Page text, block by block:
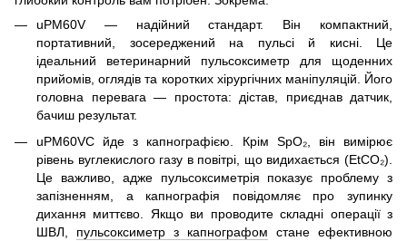
uPM60V — надійний стандарт. Він компактний,
портативний, зосереджений на пульсі й кисні. Це
ідеальний ветеринарний пульсоксиметр для щоденних
прийомів, оглядів та коротких хірургічних маніпуляцій. Його
головна перевага — простота: дістав, приєднав датчик,
бачиш результат.
uPM60VC йде з капнографією. Крім SpO₂, він вимірює
рівень вуглекислого газу в повітрі, що видихається (EtCO₂).
Це важливо, адже пульсоксиметрія показує проблему з
запізненням, а капнографія повідомляє про зупинку
дихання миттєво. Якщо ви проводите складні операції з
ШВЛ, пульсоксиметр з капнографом стане ефективною